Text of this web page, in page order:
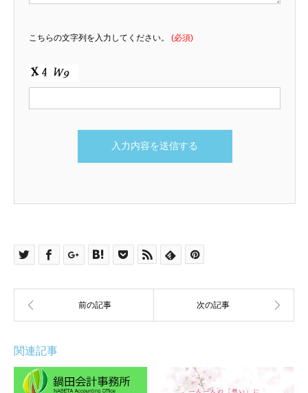
こちらの文字列を入力してください。 (必須)
関連記事